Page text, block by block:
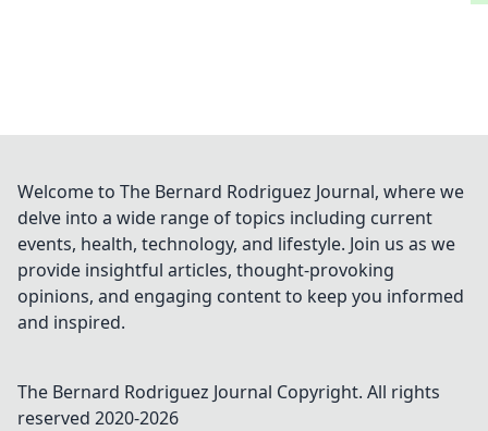
Welcome to The Bernard Rodriguez Journal, where we
delve into a wide range of topics including current
events, health, technology, and lifestyle. Join us as we
provide insightful articles, thought-provoking
opinions, and engaging content to keep you informed
and inspired.
The Bernard Rodriguez Journal Copyright. All rights
reserved 2020-2026